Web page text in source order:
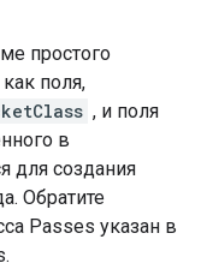
простого
поля,
, и поля
в
для создания
Обратите
Passes указан в